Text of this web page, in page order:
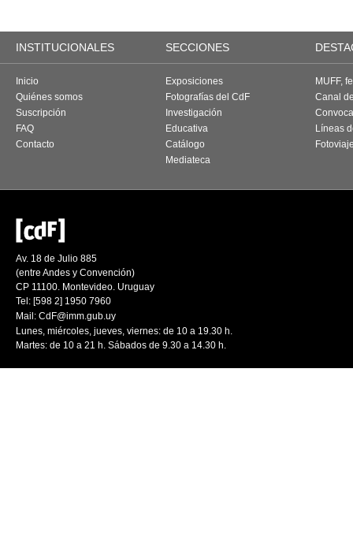
INSTITUCIONALES SECCIONES
Inicio
Quiénes somos
Suscripción
FAQ
Contacto
Exposiciones
Fotografías del CdF
Investigación
Educativa
Catálogo
Mediateca
MUFF,
Canal
Líneas
Av. 18 de Julio 885
(entre Andes y Convención)
CP 11100. Montevideo. Uruguay
Tel: [598 2] 1950 7960
Mail: CdF@imm.gub.uy
Lunes, miércoles, jueves, viernes: de 10 a 19.30 h.
Martes: de 10 a 21 h. Sábados de 9.30 a 14.30 h.